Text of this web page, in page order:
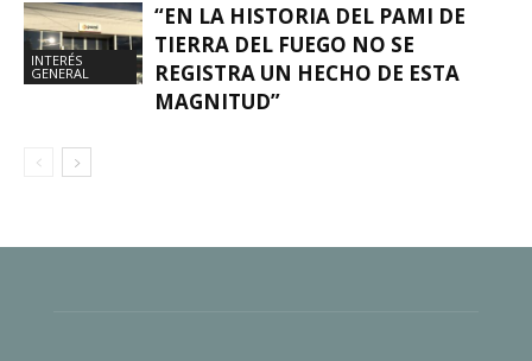
INTERÉS
GENERAL
“EN LA HISTORIA DEL PAMI DE
TIERRA DEL FUEGO NO SE
REGISTRA UN HECHO DE ESTA
MAGNITUD”